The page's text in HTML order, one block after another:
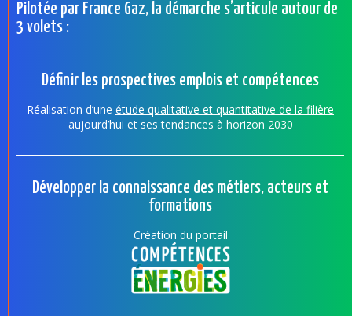
Pilotée par France Gaz, la démarche s’articule autour de
3 volets :
Définir les prospectives emplois et compétences
Réalisation d’une étude qualitative et quantitative de la filière
aujourd’hui et ses tendances à horizon 2030
Développer la connaissance des métiers, acteurs et
formations
Création du portail